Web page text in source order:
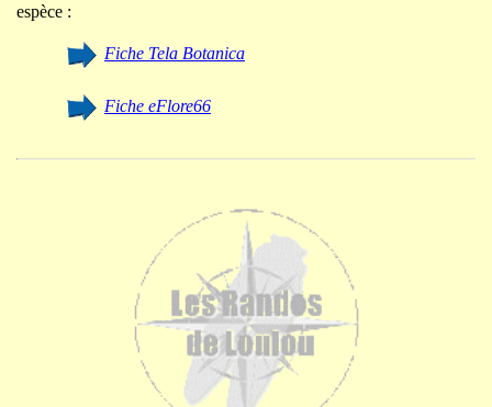
espèce :
Fiche Tela Botanica
Fiche eFlore66